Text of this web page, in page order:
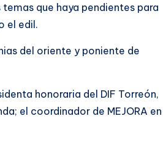
que haya pendientes para
el edil.
del oriente y poniente de
honoraria del DIF Torreón,
el coordinador de MEJORA en